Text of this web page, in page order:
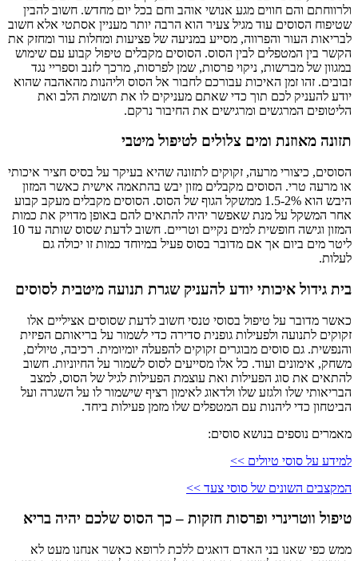
ולרווחתם והם חווים מגע אנושי אוהב וחם בכל יום מחדש. חשוב להבין
שטיפוח הסוסים עוד מגיל צעיר הוא הרבה יותר מעניין אסתטי אלא חשוב
לבריאות העור והפרווה, מסייע במניעה של פציעות ומחלות עור ומחזק את
הקשר בין המטפלים לבין הסוס. הסוסים מקבלים טיפול קבוע עם שימוש
במגוון של מברשות, ניקוי פרסות, שמן לפרסות, מרכך לזנב וספריי נגד
זבובים. זהו זמן האיכות עבורכם לחבור אל הסוס וליהנות מהאהבה שהוא
יודע להעניק לכם תוך כדי שאתם מעניקים לו את תשומת הלב ואת
הליטופים המרגשים ומרגישים את החיבור נרקם.
תזונה מאוזנת ומים צלולים לטיפול מיטבי
הסוסים, כיצורי מרעה, זקוקים לתזונה שהיא בעיקר על בסיס חציר איכותי
או מרעה טרי. הסוסים מקבלים מזון יבש בהתאמה אישית כאשר המזון
היבש הוא 1.5-2% ממשקל הגוף של הסוס. הסוסים מקבלים מעקב קבוע
אחר המשקל על מנת שאפשר יהיה להתאים להם באופן מדויק את כמות
המזון וגישה חופשית למים נקיים וטריים. חשוב לדעת שסוס שותה עד 10
ליטר מים ביום אך אם מדובר בסוס פעיל במיוחד כמות זו יכולה גם
לעלות.
בית גידול איכותי יודע להעניק שגרת תנועה מיטבית לסוסים
כאשר מדובר על טיפול בסוסי טנסי חשוב לדעת שסוסים אציליים אלו
זקוקים לתנועה ולפעילות גופנית סדירה כדי לשמור על בריאותם הפיזית
והנפשית. גם סוסים מבוגרים זקוקים להפעלה יומיומית. רכיבה, טיולים,
משחק, אימונים ועוד. כל אלו מסייעים לסוס לשמור על החיוניות. חשוב
להתאים את סוג הפעילות ואת עוצמת הפעילות לגיל של הסוס, למצב
הבריאותי שלו ולגזע שלו ולדאוג לאימון רציף שישמור לו על השגרה ועל
הביטחון כדי ליהנות עם המטפלים שלו מזמן פעילות ביחד.
מאמרים נוספים בנושא סוסים:
למידע על סוסי טיולים >>
המקצבים השונים של סוסי צעד >>
טיפול ווטרינרי ופרסות חזקות – כך הסוס שלכם יהיה בריא
ממש כפי שאנו בני האדם דואגים ללכת לרופא כאשר אנחנו מעט לא